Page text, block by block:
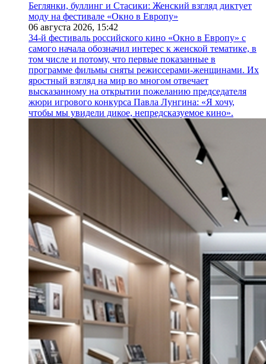
Беглянки, буллинг и Стасики: Женский взгляд диктует
моду на фестивале «Окно в Европу»
06 августа 2026, 15:42
34-й фестиваль российского кино «Окно в Европу» с
самого начала обозначил интерес к женской тематике, в
том числе и потому, что первые показанные в
программе фильмы сняты режиссерами-женщинами. Их
яростный взгляд на мир во многом отвечает
высказанному на открытии пожеланию председателя
жюри игрового конкурса Павла Лунгина: «Я хочу,
чтобы мы увидели дикое, непредсказуемое кино».